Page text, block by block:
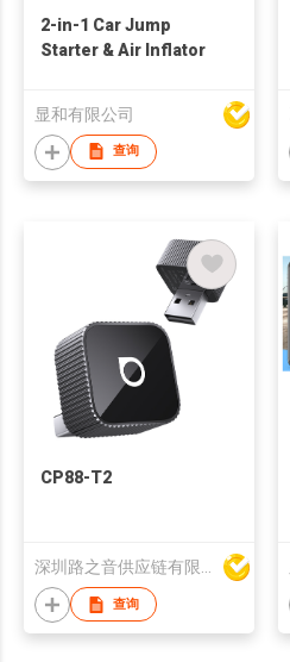
2-in-1 Car Jump
Starter & Air Inflator
显和有限公司
查询
CP88-T2
查询